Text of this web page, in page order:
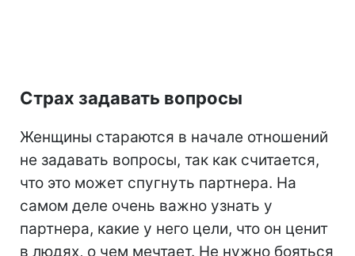
Страх задавать вопросы
Женщины стараются в начале отношений
не задавать вопросы, так как считается,
что это может спугнуть партнера. На
самом деле очень важно узнать у
партнера, какие у него цели, что он ценит
в людях, о чем мечтает. Не нужно бояться